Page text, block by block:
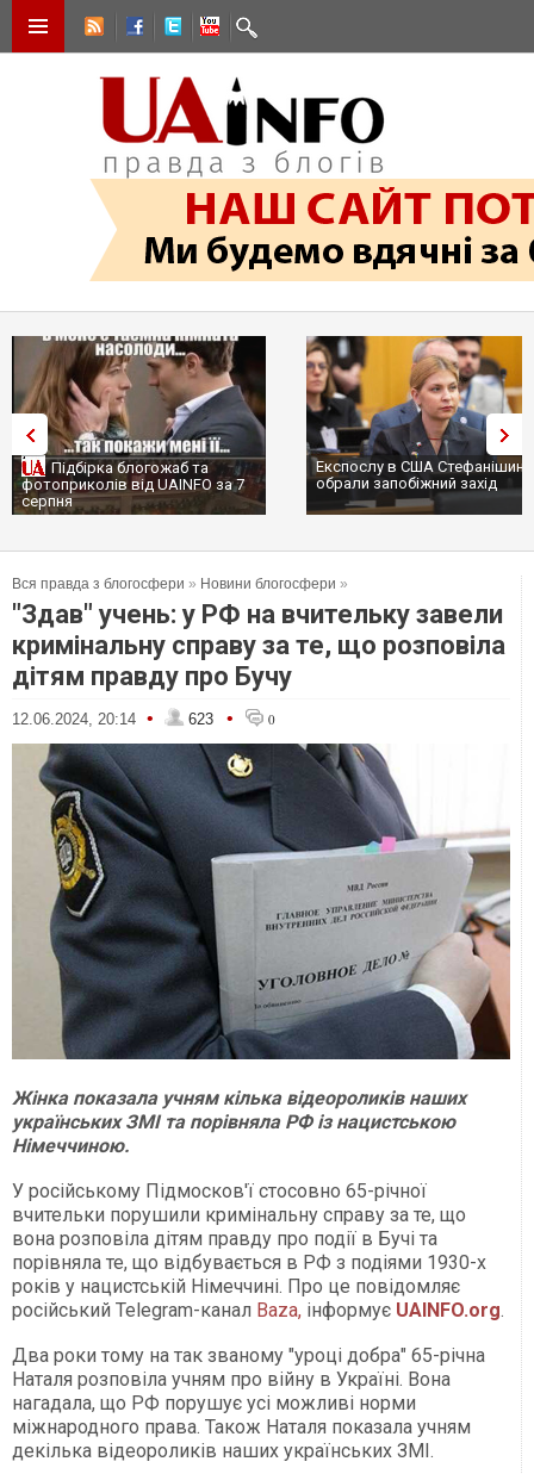
Підбірка блогожаб та
фотоприколів від UAINFO за 7
серпня
Експослу в США
обрали запобіжний захід
Вся правда з блогосфери » Новини блогосфери »
"Здав" учень: у РФ на вчительку завели
кримінальну справу за те, що розповіла
дітям правду про Бучу
12.06.2024, 20:14 • 623 • 0
Жінка показала учням кілька відеороликів наших
українських ЗМІ та порівняла РФ із нацистською
Німеччиною.
У російському Підмосков'ї стосовно 65-річної
вчительки порушили кримінальну справу за те, що
вона розповіла дітям правду про події в Бучі та
порівняла те, що відбувається в РФ з подіями 1930-х
років у нацистській Німеччині. Про це повідомляє
російський Telegram-канал Baza, інформує UAINFO.org.
Два роки тому на так званому "уроці добра" 65-річна
Наталя розповіла учням про війну в Україні. Вона
нагадала, що РФ порушує усі можливі норми
міжнародного права. Також Наталя показала учням
декілька відеороликів наших українських ЗМІ.